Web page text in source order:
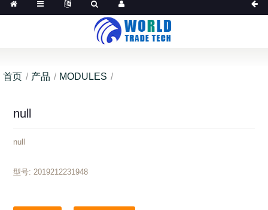
首页 产品 MODULES
null
null
型号: 2019212231948